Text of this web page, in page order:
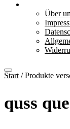
Über
Start / Produkte
quss